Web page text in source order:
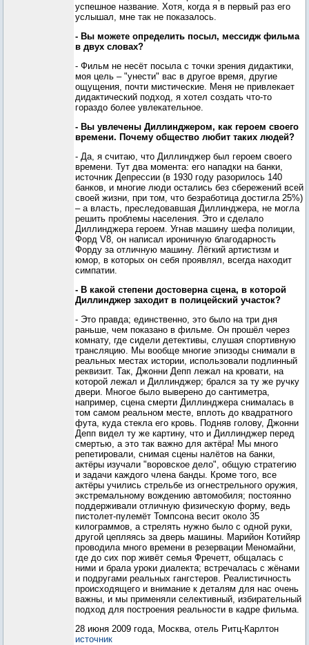
успешное название. Хотя, когда я в первый раз его
услышал, мне так не показалось.
- Вы можете определить посыл, мессидж фильма
в двух словах?
- Фильм не несёт посыла с точки зрения дидактики,
моя цель – "унести" вас в другое время, другие
ощущения, почти мистические. Меня не привлекает
дидактический подход, я хотел создать что-то
гораздо более увлекательное.
- Вы увлечены Диллинджером, как героем своего
времени. Почему общество любит таких людей?
- Да, я считаю, что Диллинджер был героем своего
времени. Тут два момента: его нападки на банки,
источник Депрессии (в 1930 году разорилось 140
банков, и многие люди остались без сбережений всей
своей жизни, при том, что безработица достигла 25%)
– а власть, преследовавшая Диллинджера, не могла
решить проблемы населения. Это и сделало
Диллинджера героем. Угнав машину шефа полиции,
Форд V8, он написал ироничную благодарность
Форду за отличную машину. Лёгкий артистизм и
юмор, в которых он себя проявлял, всегда находит
симпатии.
- В какой степени достоверна сцена, в которой
Диллинджер заходит в полицейский участок?
- Это правда; единственно, это было на три дня
раньше, чем показано в фильме. Он прошёл через
комнату, где сидели детективы, слушая спортивную
трансляцию. Мы вообще многие эпизоды снимали в
реальных местах истории, использовали подлинный
реквизит. Так, Джонни Депп лежал на кровати, на
которой лежал и Диллинджер; брался за ту же ручку
двери. Многое было выверено до сантиметра,
например, сцена смерти Диллинджера снималась в
том самом реальном месте, вплоть до квадратного
фута, куда стекла его кровь. Подняв голову, Джонни
Депп видел ту же картину, что и Диллинджер перед
смертью, а это так важно для актёра! Мы много
репетировали, снимая сцены налётов на банки,
актёры изучали "воровское дело", общую стратегию
и задачи каждого члена банды. Кроме того, все
актёры учились стрельбе из огнестрельного оружия,
экстремальному вождению автомобиля; постоянно
поддерживали отличную физическую форму, ведь
пистолет-пулемёт Томпсона весит около 35
килограммов, а стрелять нужно было с одной руки,
другой цепляясь за дверь машины. Марийон Котийяр
проводила много времени в резервации Меномайни,
где до сих пор живёт семья Фречетт, общалась с
ними и брала уроки диалекта; встречалась с жёнами
и подругами реальных гангстеров. Реалистичность
происходящего и внимание к деталям для нас очень
важны, и мы применяли селективный, избирательный
подход для построения реальности в кадре фильма.
28 июня 2009 года, Москва, отель Ритц-Карлтон
источник